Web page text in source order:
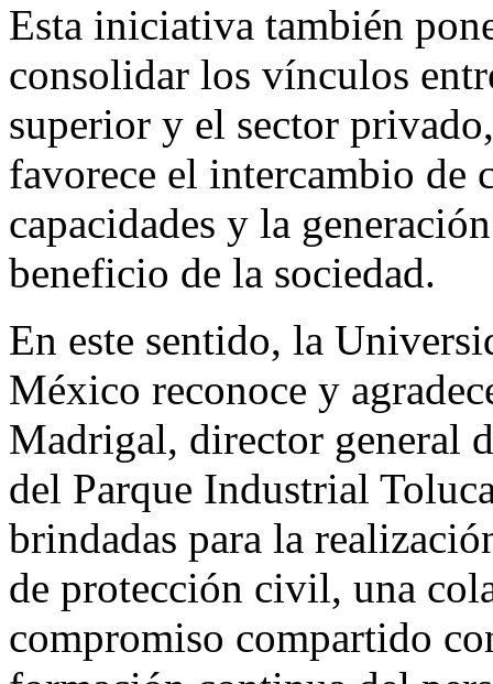
Esta iniciativa también
consolidar los vínculos
superior y el sector
favorece el intercambio de
capacidades y la
beneficio de la sociedad.
En este sentido, la
México reconoce y
Madrigal, director general
del Parque Industrial
brindadas para la
de protección civil, una
compromiso compartido